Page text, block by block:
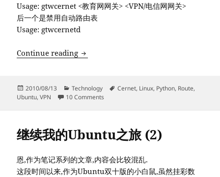
Usage: gtwcernet <教育网网关> <VPN/电信网网关>
后一个是禁用自动路由表
Usage: gtwcernetd
Continue reading Ubuntu 多网环境自动路由表(区别教育网
Posted
on
2010/08/13 Categories
Technology Tags
Cernet, Linux, Python, Route,
Ubuntu,VPN 10 Comments
继续我的Ubuntu之旅 (2)
恩,作为笔记系列的文章,内容会比较混乱.
这段时间以来,作为Ubuntu双十版的小白鼠,虽然挂彩数